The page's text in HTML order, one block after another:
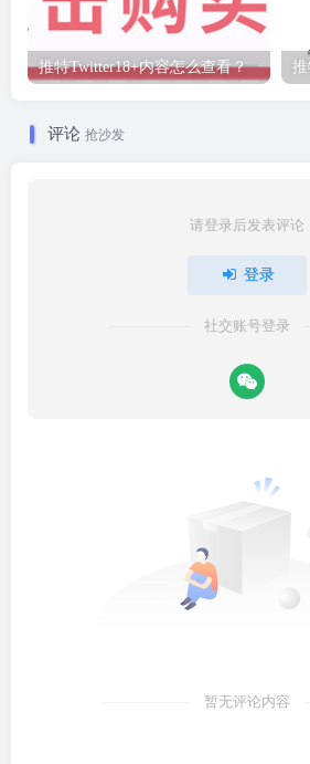
推特Twitter18+内容怎么查看？
评论 抢沙发
请登录后发表评论
登录
社交账号登录
暂无评论内容